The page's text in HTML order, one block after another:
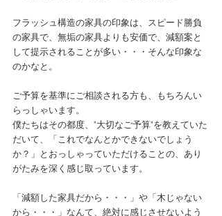
フラッシュ構造の家具の印象は、スピード勝負
の家具で、無垢の家具よりも安価で、減額案と
して提示されることが多い・・・そんな印象な
のかなと。
ご予算を基準にご相談される方も、もちろんい
らっしゃいます。
僕たちはその都度、"大切なご予算"を教えていた
だいて、「これでなんとかできないでしょう
か？」とおっしゃっていただけることの、あり
がたみを深く感じ取っています。
「減額した家具だから・・・」や「木じゃない
から・・・」なんて、絶対に感じさせないよう